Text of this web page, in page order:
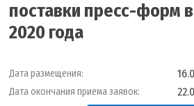
поставки пресс-форм
2020 года
Дата размещения:
Дата окончания приема заявок: